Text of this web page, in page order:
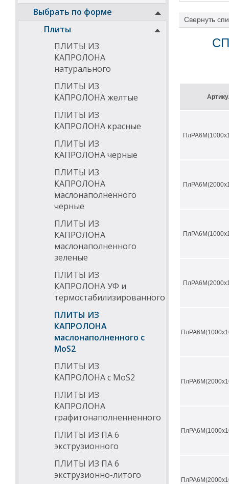
Выбрать по форме
Плиты
ПЛИТЫ ИЗ
КАПРОЛОНА
натурального
ПЛИТЫ ИЗ
КАПРОЛОНА желтые
ПЛИТЫ ИЗ
КАПРОЛОНА красные
ПЛИТЫ ИЗ
КАПРОЛОНА черные
ПЛИТЫ ИЗ
КАПРОЛОНА
маслонаполненного
черные
ПЛИТЫ ИЗ
КАПРОЛОНА
маслонаполненного
зеленые
ПЛИТЫ ИЗ
КАПРОЛОНА УФ и
термостабилизированного
ПЛИТЫ ИЗ
КАПРОЛОНА
маслонаполненного с
МоS2
ПЛИТЫ ИЗ
КАПРОЛОНА с МоS2
ПЛИТЫ ИЗ
КАПРОЛОНА
графитонаполненненного
ПЛИТЫ ИЗ ПА 6
экструзионного
ПЛИТЫ ИЗ ПА 6
экструзионно-литого
полиамида 6
Улучшенная
Свернуть